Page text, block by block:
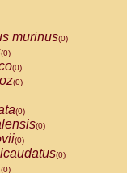
murinus(0)
(0)
(0)
(0)
(0)
(0)
(0)
(0)
(0)